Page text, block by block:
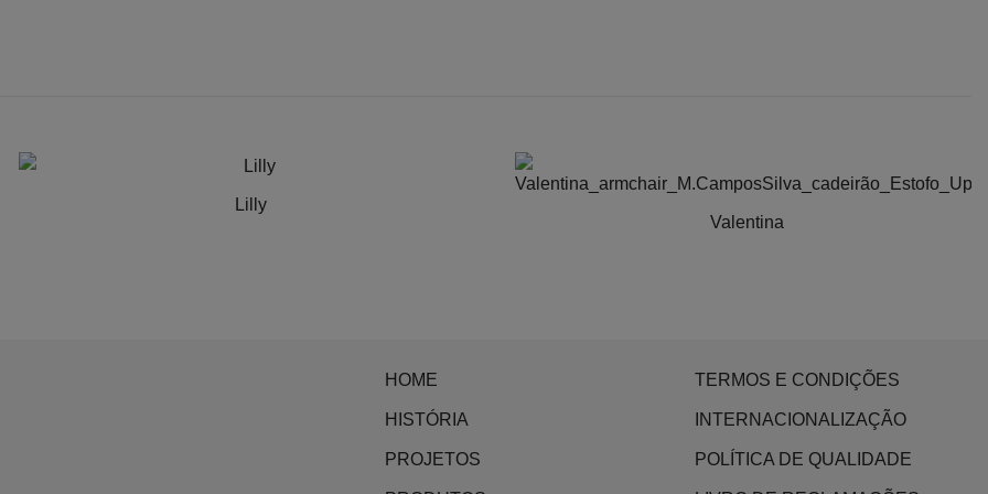
Lilly
Valentina
HOME
HISTÓRIA
PROJETOS
TERMOS E CONDIÇÕES
INTERNACIONALIZAÇÃO
POLÍTICA DE QUALIDADE